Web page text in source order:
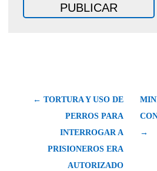
← TORTURA Y USO DE
PERROS PARA
INTERROGAR A
PRISIONEROS ERA
AUTORIZADO
→